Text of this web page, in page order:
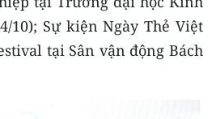
10); Sự kiện Ngày Thẻ Việt
tại Sân vận động Bách